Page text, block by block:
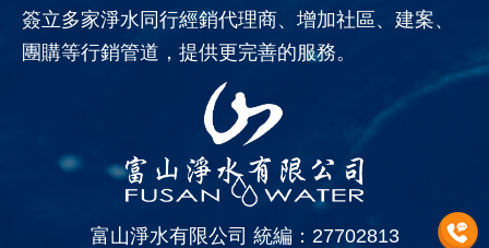
簽立多家淨水同行經銷代理商、增加社區、建案、
團購等行銷管道，提供更完善的服務。
富山淨水有限公司 統編：27702813